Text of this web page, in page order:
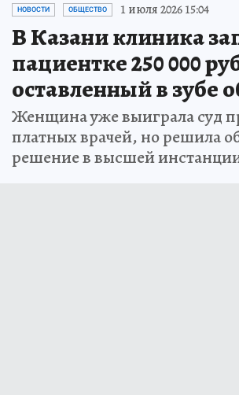
НОВОСТИ ОБЩЕСТВО 1 июля 2026 15:04
В Казани клиника
пациентке 250 000
оставленный в зубе
Женщина уже выиграла суд
платных врачей, но решила
решение в высшей